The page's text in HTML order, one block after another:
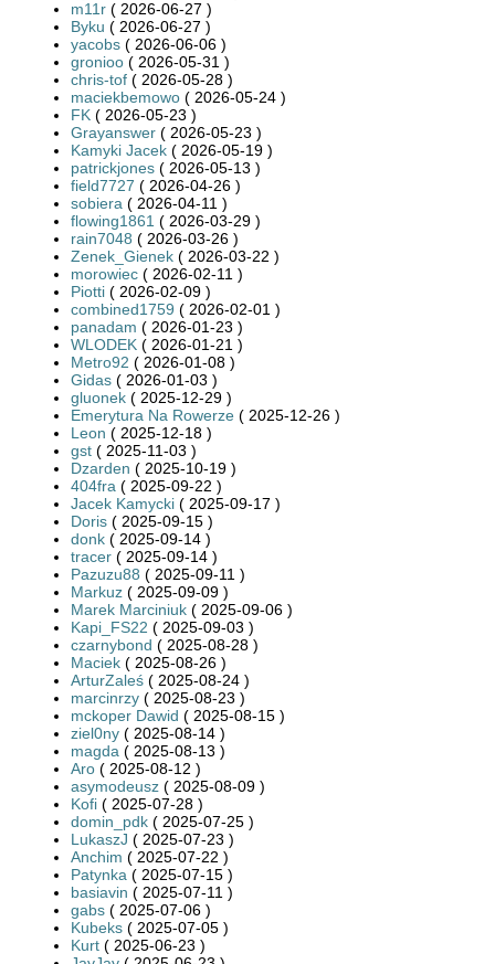
m11r ( 2026-06-27 )
Byku ( 2026-06-27 )
yacobs ( 2026-06-06 )
gronioo ( 2026-05-31 )
chris-tof ( 2026-05-28 )
maciekbemowo ( 2026-05-24 )
FK ( 2026-05-23 )
Grayanswer ( 2026-05-23 )
Kamyki Jacek ( 2026-05-19 )
patrickjones ( 2026-05-13 )
field7727 ( 2026-04-26 )
sobiera ( 2026-04-11 )
flowing1861 ( 2026-03-29 )
rain7048 ( 2026-03-26 )
Zenek_Gienek ( 2026-03-22 )
morowiec ( 2026-02-11 )
Piotti ( 2026-02-09 )
combined1759 ( 2026-02-01 )
panadam ( 2026-01-23 )
WLODEK ( 2026-01-21 )
Metro92 ( 2026-01-08 )
Gidas ( 2026-01-03 )
gluonek ( 2025-12-29 )
Emerytura Na Rowerze ( 2025-12-26 )
Leon ( 2025-12-18 )
gst ( 2025-11-03 )
Dzarden ( 2025-10-19 )
404fra ( 2025-09-22 )
Jacek Kamycki ( 2025-09-17 )
Doris ( 2025-09-15 )
donk ( 2025-09-14 )
tracer ( 2025-09-14 )
Pazuzu88 ( 2025-09-11 )
Markuz ( 2025-09-09 )
Marek Marciniuk ( 2025-09-06 )
Kapi_FS22 ( 2025-09-03 )
czarnybond ( 2025-08-28 )
Maciek ( 2025-08-26 )
ArturZaleś ( 2025-08-24 )
marcinrzy ( 2025-08-23 )
mckoper Dawid ( 2025-08-15 )
ziel0ny ( 2025-08-14 )
magda ( 2025-08-13 )
Aro ( 2025-08-12 )
asymodeusz ( 2025-08-09 )
Kofi ( 2025-07-28 )
domin_pdk ( 2025-07-25 )
LukaszJ ( 2025-07-23 )
Anchim ( 2025-07-22 )
Patynka ( 2025-07-15 )
basiavin ( 2025-07-11 )
gabs ( 2025-07-06 )
Kubeks ( 2025-07-05 )
Kurt ( 2025-06-23 )